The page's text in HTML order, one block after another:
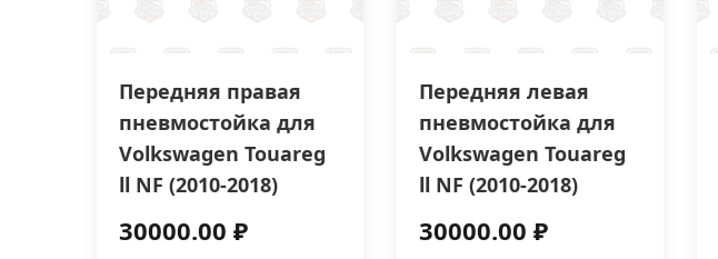
Передняя правая
пневмостойка для
Volkswagen Touareg
ll NF (2010-2018)
30000.00 ₽
Передняя левая
пневмостойка для
Volkswagen Touareg
ll NF (2010-2018)
30000.00 ₽